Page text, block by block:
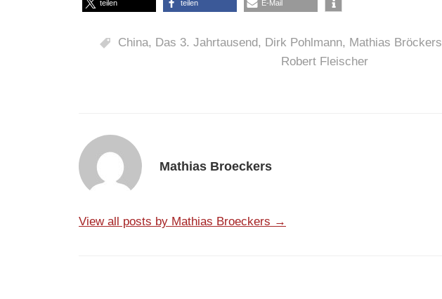
teilen teilen E-Mail
China, Das 3. Jahrtausend, Dirk Pohlmann, Mathias Bröckers
Robert Fleischer
Mathias Broeckers
View all posts by Mathias Broeckers →